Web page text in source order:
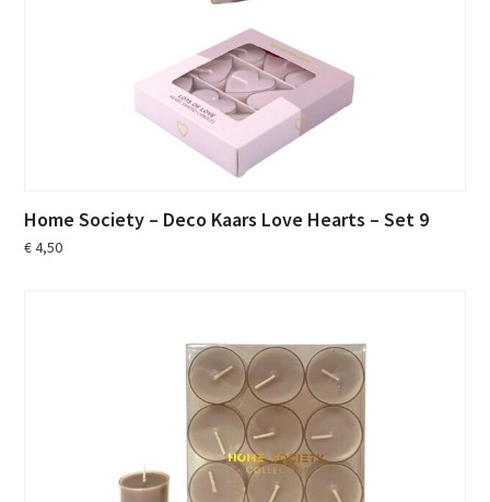
Home Society – Deco Kaars Love Hearts – Set 9
€4,50